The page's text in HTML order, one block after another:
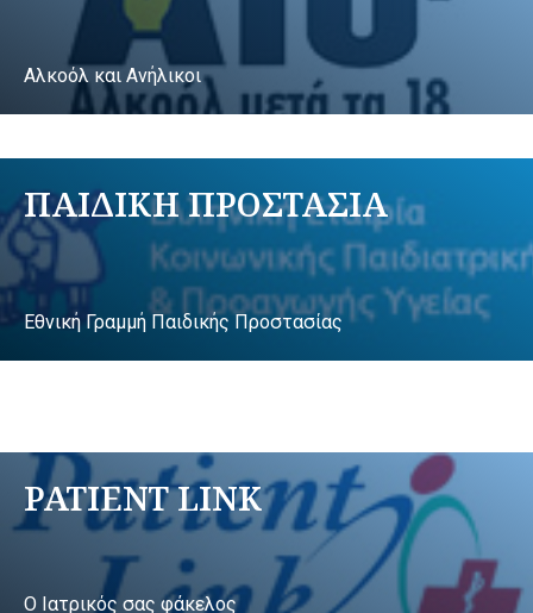
Αλκοόλ και Ανήλικοι
ΠΑΙΔΙΚΗ ΠΡΟΣΤΑΣΙΑ
Εθνική Γραμμή Παιδικής Προστασίας
PATIENT LINK
Ο Ιατρικός σας φάκελος